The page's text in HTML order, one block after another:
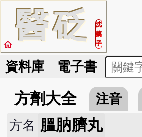
醫砭
沈
藥
子
home
資料庫 電子書
方劑大全 注音
方名 膃肭臍丸